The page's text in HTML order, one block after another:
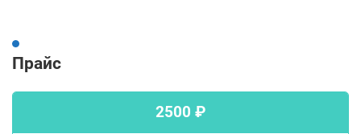
Прайс
2500 ₽